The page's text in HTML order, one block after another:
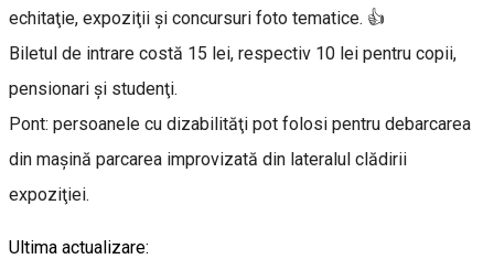
echitaţie, expoziţii şi concursuri foto tematice. 👍
Biletul de intrare costă 15 lei, respectiv 10 lei pentru copii,
pensionari şi studenţi.
Pont: persoanele cu dizabilităţi pot folosi pentru debarcarea
din maşină parcarea improvizată din lateralul clădirii
expoziţiei.
Ultima actualizare: